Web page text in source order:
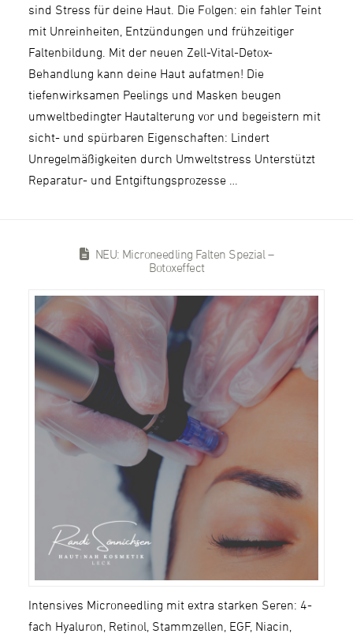
sind Stress für deine Haut. Die Folgen: ein fahler Teint
mit Unreinheiten, Entzündungen und frühzeitiger
Faltenbildung. Mit der neuen Zell-Vital-Detox-
Behandlung kann deine Haut aufatmen! Die
tiefenwirksamen Peelings und Masken beugen
umweltbedingter Hautalterung vor und begeistern mit
sicht- und spürbaren Eigenschaften: Lindert
Unregelmäßigkeiten durch Umweltstress Unterstützt
Reparatur- und Entgiftungsprozesse …
NEU: Microneedling Falten Spezial –
Botoxeffect
Intensives Microneedling mit extra starken Seren: 4-
fach Hyaluron, Retinol, Stammzellen, EGF, Niacin,